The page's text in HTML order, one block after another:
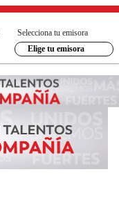
Selecciona tu emisora
Elige tu emisora